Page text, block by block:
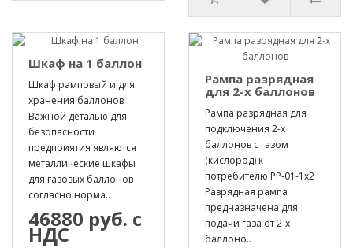
Шкаф на 1 баллон
Шкаф рамповый и для
хранения баллонов
Важной деталью для
безопасности
предприятия являются
металлические шкафы
для газовых баллонов —
согласно норма..
46880 руб. с
НДС
Рампа разрядная
для 2-х баллонов
Рампа разрядная для
подключения 2-х
баллонов с газом
(кислород) к
потребителю РР-01-1х2
Разрядная рампа
предназначена для
подачи газа от 2-х
баллоно..